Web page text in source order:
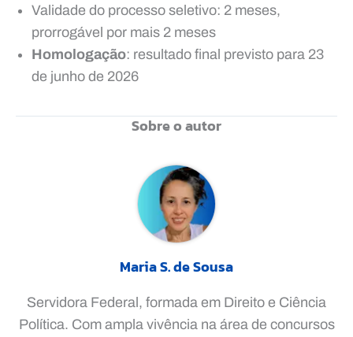
Validade do processo seletivo: 2 meses,
prorrogável por mais 2 meses
Homologação: resultado final previsto para 23
de junho de 2026
Sobre o autor
Maria S. de Sousa
Servidora Federal, formada em Direito e Ciência
Política. Com ampla vivência na área de concursos